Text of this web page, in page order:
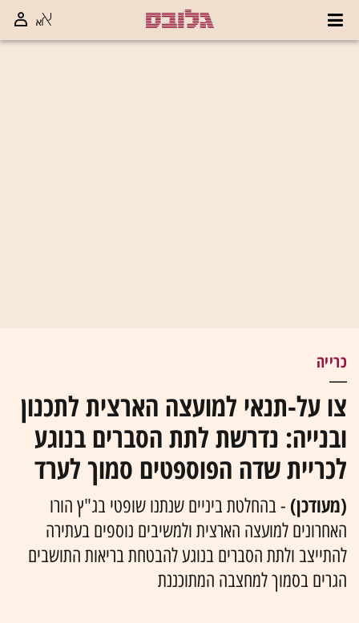
כרייה
צו על-תנאי למועצה הארצית לתכנון
ובנייה: נדרשת לתת הסברים בנוגע
לכריית שדה הפוספטים סמוך לערד
(מעודכן) - בהחלטת ביניים שנתנו שופטי בג"ץ הורו
האחרונים למועצה הארצית ולמשיבים נוספים בעתירה
להתייצב ולתת הסברים בנוגע להבטחת בריאות התושבים
הגרים בסמוך למחצבה המתוכננת